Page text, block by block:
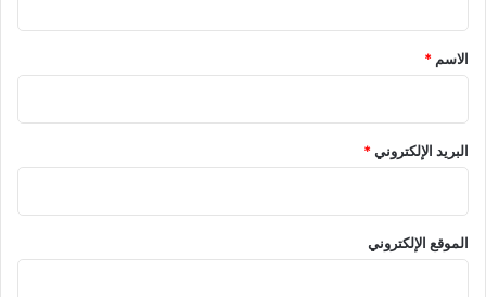
*
الاسم *
البريد الإلكتروني*
الموقع الإلكتروني